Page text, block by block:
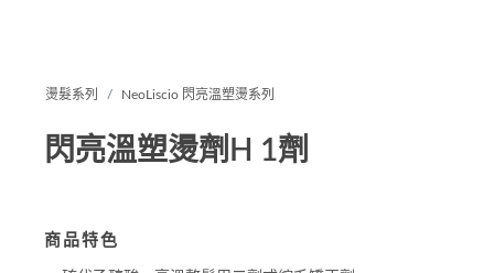
燙髮系列 NeoLiscio 閃亮溫塑燙系列
閃亮溫塑燙劑H 1劑
商品特色